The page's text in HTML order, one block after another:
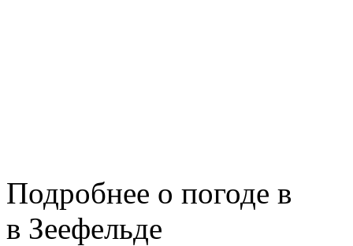
Подробнее о погоде в
в Зеефельде